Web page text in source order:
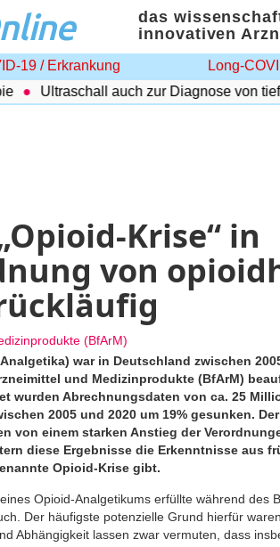
das
innovativen
19 / Erkrankung Long-
Ultraschall auch zur Diagnose von tief-
Krise“ in
von
(BfArM)
war in Deutschland zwischen
und Medizinprodukte (BfArM)
wurden Abrechnungsdaten von ca. 25
2005 und 2020 um 19% gesunken.
von einem starken Anstieg der
diese Ergebnisse die Erkenntnisse aus
Opioid-Krise gibt.
Opioid-Analgetikums erfüllte während des
Der häufigste potenzielle Grund hierfür
Abhängigkeit lassen zwar vermuten, dass